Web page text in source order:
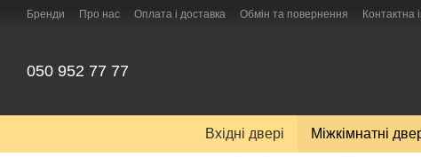
Перейти до основного контенту
Бренди Про нас Оплата і доставка Обмін та повернення Контактна
050 952 77 77
Вхідні двері Міжкімнатні